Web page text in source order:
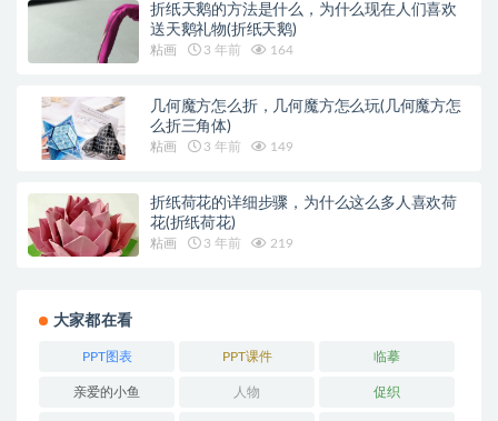
折纸天鹅的方法是什么，为什么现在人们喜欢
送天鹅礼物(折纸天鹅)
粘画 3 年前 164
几何魔方怎么折，几何魔方怎么玩(几何魔方怎
么折三角体)
粘画 3 年前 149
折纸荷花的详细步骤，为什么这么多人喜欢荷
花(折纸荷花)
粘画 3 年前 219
大家都在看
PPT图表 PPT课件 临摹
亲爱的小鱼 人物 促织